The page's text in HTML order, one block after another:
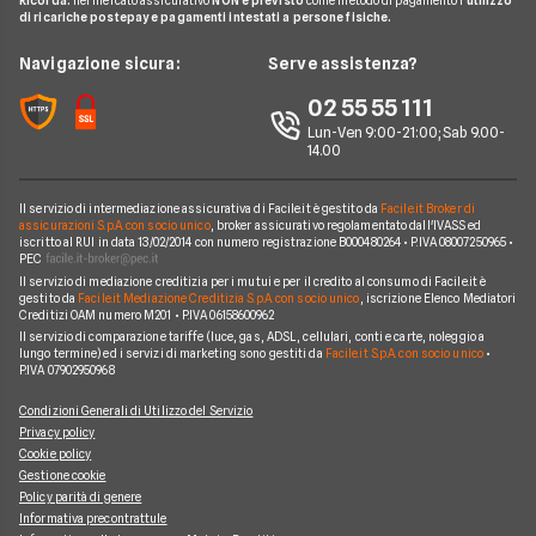
Noleggio Lungo Termine
News
Chi siamo
Perché scegliere Facile.it
Mappa del sito
Assicurazione Avvocati
Assicurazione Infortuni
Assicurazione Autocarro
Preventivo Assicurazione Viaggio
Allianz Direct
Linear
Prima.it
Quixa
UnipolSai
Allianz
Compagnie e intermediari
Domande Assicurazioni
Glossario Assicurativo
Notizie Assicurazioni
di ricariche postepay e pagamenti intestati a persone fisiche.
Navigazione sicura: Serve assistenza?
02 55 55 111
Lun-Ven 9:00-21:00; Sab 9.00-
14.00
Il servizio di intermediazione assicurativa di Facile.it è gestito da Facile.it Broker di
assicurazioni S.p.A. con socio unico, broker assicurativo regolamentato dall'IVASS ed
iscritto al RUI in data 13/02/2014 con numero registrazione B000480264 • P.IVA 08007250965 •
PEC
Il servizio di mediazione creditizia per i mutui e per il credito al consumo di Facile.it è
gestito da Facile.it Mediazione Creditizia S.p.A. con socio unico, iscrizione Elenco Mediatori
Creditizi OAM numero M201 • P.IVA 06158600962
Il servizio di comparazione tariffe (luce, gas, ADSL, cellulari, conti e carte, noleggio a
lungo termine) ed i servizi di marketing sono gestiti da Facile.it S.p.A. con socio unico•
P.IVA 07902950968
Condizioni Generali di Utilizzo del Servizio
Privacy policy
Cookie policy
Gestione cookie
Policy parità di genere
Informativa precontrattule